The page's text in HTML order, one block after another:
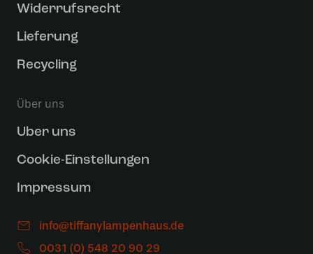
Widerrufsrecht
Lieferung
Recycling
Über uns
Uber uns
Cookie-Einstellungen
Impressum
info@tiffanylampenhaus.de
0031 (0) 548 20 90 29